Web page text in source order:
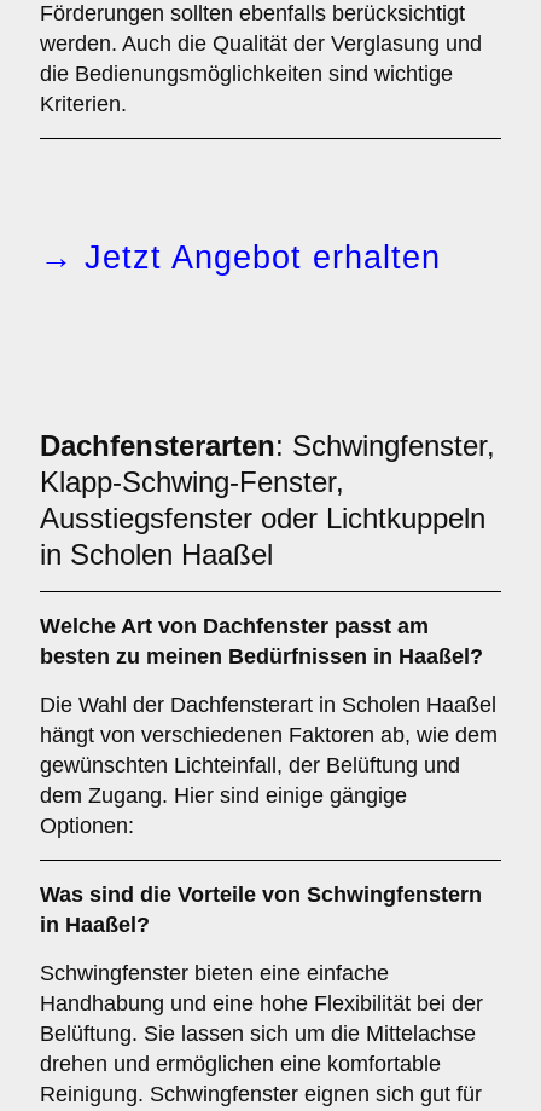
Förderungen sollten ebenfalls berücksichtigt
werden. Auch die Qualität der Verglasung und
die Bedienungsmöglichkeiten sind wichtige
Kriterien.
→ Jetzt Angebot erhalten
Dachfensterarten: Schwingfenster,
Klapp-Schwing-Fenster,
Ausstiegsfenster oder Lichtkuppeln
in Scholen Haaßel
Welche Art von Dachfenster passt am
besten zu meinen Bedürfnissen in Haaßel?
Die Wahl der Dachfensterart in Scholen Haaßel
hängt von verschiedenen Faktoren ab, wie dem
gewünschten Lichteinfall, der Belüftung und
dem Zugang. Hier sind einige gängige
Optionen:
Was sind die Vorteile von Schwingfenstern
in Haaßel?
Schwingfenster bieten eine einfache
Handhabung und eine hohe Flexibilität bei der
Belüftung. Sie lassen sich um die Mittelachse
drehen und ermöglichen eine komfortable
Reinigung. Schwingfenster eignen sich gut für